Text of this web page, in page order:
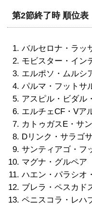
第2節終了時 順位表
バルセロナ・ラ
モビスター・イ
エルポソ・ムル
パルマ・フット
アスピル・ビダ
エルチェCF・V
カトゥガスE・サ
Dリンク・サラゴ
サンティアゴ・
マグナ・グルペ
ハエン・パラシ
ブレラ・ペスカ
ペニスコラ・レ